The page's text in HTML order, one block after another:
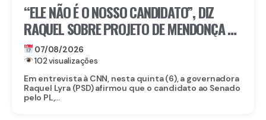
“ELE NÃO É O NOSSO CANDIDATO”, DIZ
RAQUEL SOBRE PROJETO DE MENDONÇA AO
SENADO
07/08/2026
102 visualizações
Em entrevista à CNN, nesta quinta (6), a governadora
Raquel Lyra (PSD) afirmou que o candidato ao Senado
pelo PL,...